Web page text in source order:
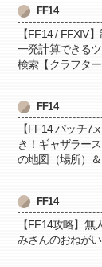
FF14
【FF14 / FFXIV
一発計算できる
検索【クラフタ
FF14
【FF14 パッチ
き！ギャザラー
の地図（場所）
FF14
【FF14攻略】
みさんのおねが